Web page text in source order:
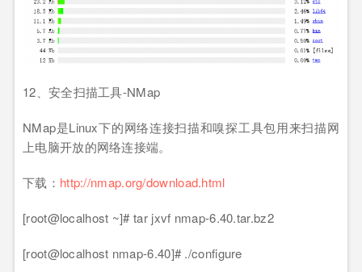
12、安全扫描工具-NMap
NMap是Linux下的网络连接扫描和嗅探工具包用来扫描网
上电脑开放的网络连接端。
下载： http://nmap.org/download.html
[root@localhost ~]# tar jxvf nmap-6.40.tar.bz2
[root@localhost nmap-6.40]# ./configure